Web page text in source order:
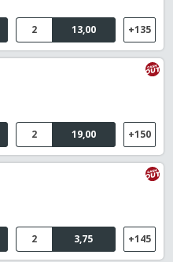
13,00
2 +135
19,00
2 +150
3,75
2 +145